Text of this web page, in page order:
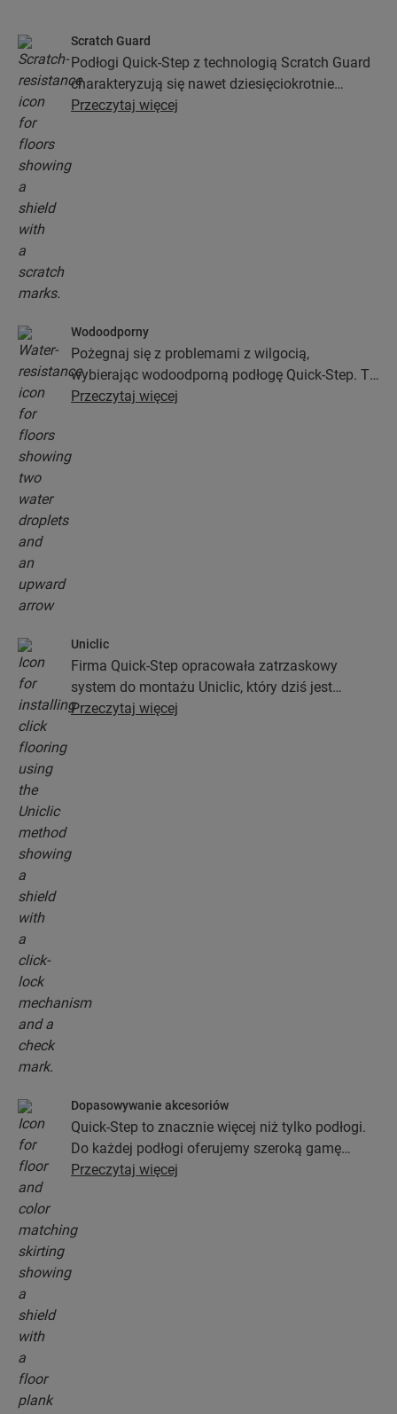
Scratch Guard
Podłogi Quick-Step z technologią Scratch Guard
charakteryzują się nawet dziesięciokrotnie
większą odpornością na zarysowania niż podłogi
Przeczytaj więcej
Wodoodporny
Pożegnaj się z problemami z wilgocią,
wybierając wodoodporną podłogę Quick-Step. Te
podłogi nie tylko wyglądają wyjątkowo stylowo i
prostsze niż kiedykolwiek wcześniej!
Przeczytaj więcej
Uniclic
Firma Quick-Step opracowała zatrzaskowy
system do montażu Uniclic, który dziś jest
standardowym systemem stosowanym przy
Przeczytaj więcej
Dopasowywanie akcesoriów
Quick-Step to znacznie więcej niż tylko podłogi.
Do każdej podłogi oferujemy szeroką gamę
akcesoriów włącznie z podkładami, profilami
do koloru wybranej podłogi.
Przeczytaj więcej